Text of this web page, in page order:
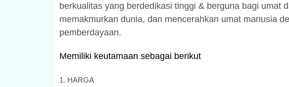
berkualitas yang berdedikasi tinggi & berguna bagi umat
memakmurkan dunia, dan mencerahkan umat manusia
pemberdayaan.
Memiliki keutamaan sebagai berikut
1. HARGA